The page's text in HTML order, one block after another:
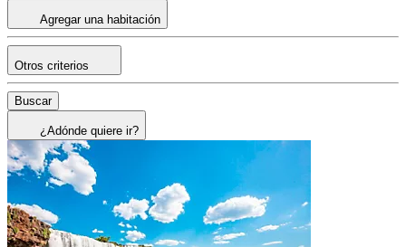
Agregar una habitación
Otros criterios
Buscar
¿Adónde quiere ir?